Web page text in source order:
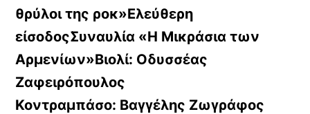
θρύλοι της ροκ»Ελεύθερη
είσοδοςΣυναυλία «Η Μικράσια των
Αρμενίων»Βιολί: Οδυσσέας
Ζαφειρόπουλος
Κοντραμπάσο: Βαγγέλης Ζωγράφος